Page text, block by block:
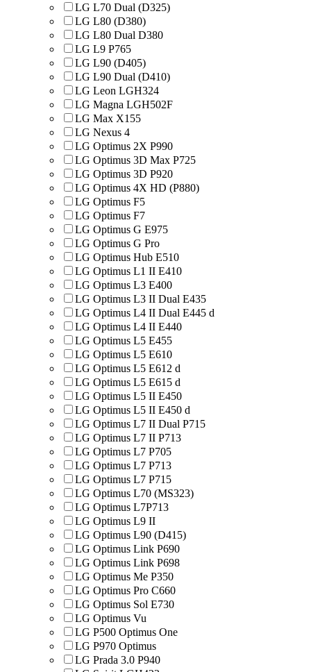
LG L70 Dual (D325)
LG L80 (D380)
LG L80 Dual D380
LG L9 P765
LG L90 (D405)
LG L90 Dual (D410)
LG Leon LGH324
LG Magna LGH502F
LG Max X155
LG Nexus 4
LG Optimus 2X P990
LG Optimus 3D Max P725
LG Optimus 3D P920
LG Optimus 4X HD (P880)
LG Optimus F5
LG Optimus F7
LG Optimus G E975
LG Optimus G Pro
LG Optimus Hub E510
LG Optimus L1 II E410
LG Optimus L3 E400
LG Optimus L3 II Dual E435
LG Optimus L4 II Dual E445 d
LG Optimus L4 II E440
LG Optimus L5 E455
LG Optimus L5 E610
LG Optimus L5 E612 d
LG Optimus L5 E615 d
LG Optimus L5 II E450
LG Optimus L5 II E450 d
LG Optimus L7 II Dual P715
LG Optimus L7 II P713
LG Optimus L7 P705
LG Optimus L7 P713
LG Optimus L7 P715
LG Optimus L70 (MS323)
LG Optimus L7P713
LG Optimus L9 II
LG Optimus L90 (D415)
LG Optimus Link P690
LG Optimus Link P698
LG Optimus Me P350
LG Optimus Pro C660
LG Optimus Sol E730
LG Optimus Vu
LG P500 Optimus One
LG P970 Optimus
LG Prada 3.0 P940